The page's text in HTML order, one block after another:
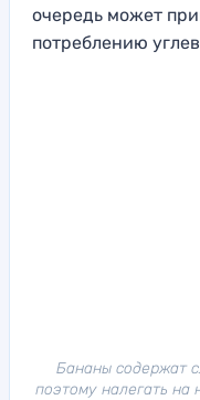
очередь может
потреблению
Бананы содержат
поэтому налегать на